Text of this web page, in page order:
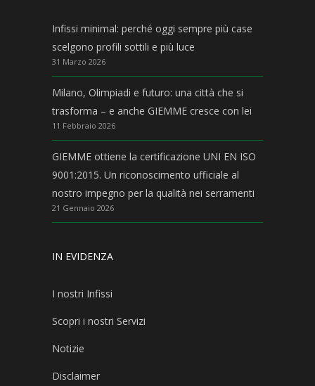
Infissi minimal: perché oggi sempre più case
scelgono profili sottili e più luce
31 Marzo 2026
Milano, Olimpiadi e futuro: una città che si
trasforma – e anche GIEMME cresce con lei
11 Febbraio 2026
GIEMME ottiene la certificazione UNI EN ISO
9001:2015. Un riconoscimento ufficiale al
nostro impegno per la qualità nei serramenti
21 Gennaio 2026
IN EVIDENZA
I nostri Infissi
Scopri i nostri Servizi
Notizie
Disclaimer